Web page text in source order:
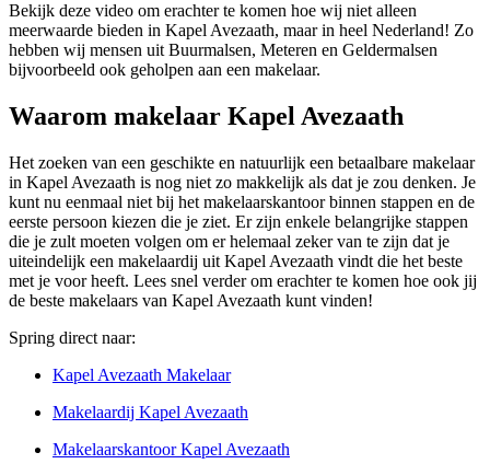
Bekijk deze video om erachter te komen hoe wij niet alleen
meerwaarde bieden in Kapel Avezaath, maar in heel Nederland! Zo
hebben wij mensen uit Buurmalsen, Meteren en Geldermalsen
bijvoorbeeld ook geholpen aan een makelaar.
Waarom makelaar Kapel Avezaath
Het zoeken van een geschikte en natuurlijk een betaalbare makelaar
in Kapel Avezaath is nog niet zo makkelijk als dat je zou denken. Je
kunt nu eenmaal niet bij het makelaarskantoor binnen stappen en de
eerste persoon kiezen die je ziet. Er zijn enkele belangrijke stappen
die je zult moeten volgen om er helemaal zeker van te zijn dat je
uiteindelijk een makelaardij uit Kapel Avezaath vindt die het beste
met je voor heeft. Lees snel verder om erachter te komen hoe ook jij
de beste makelaars van Kapel Avezaath kunt vinden!
Spring direct naar:
Kapel Avezaath Makelaar
Makelaardij Kapel Avezaath
Makelaarskantoor Kapel Avezaath